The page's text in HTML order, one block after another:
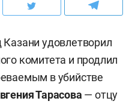
удовлетворил
комитета и продлил
в убийстве
Тарасова — отцу